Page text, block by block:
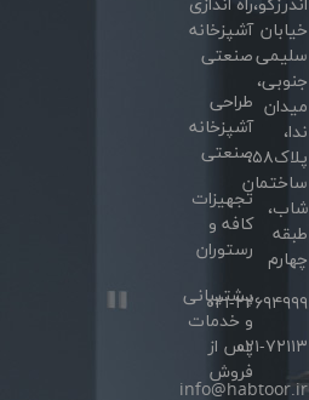
اندرزگو،
خیابان
سلیمی
جنوبی،
میدان
ندا،
پلاک۵۸،
ساختمان
شاب،
طبقه
چهارم
۰۲۱-۲۲۶۹۴۹۹۹
۰۲۱-۷۲۱۱۳
info@habtoor.ir
راه اندازی
آشپزخانه
صنعتی
طراحی
آشپزخانه
صنعتی
تجهیزات
کافه و
رستوران
پشتیبانی
و خدمات
پس از
فروش